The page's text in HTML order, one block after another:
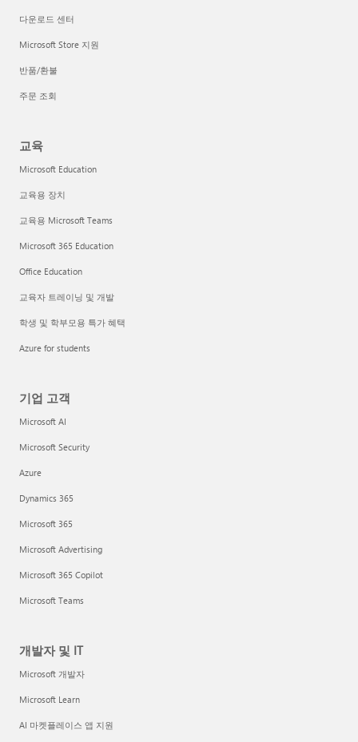
다운로드 센터
Microsoft Store 지원
반품/환불
주문 조회
교육
Microsoft Education
교육용 장치
교육용 Microsoft Teams
Microsoft 365 Education
Office Education
교육자 트레이닝 및 개발
학생 및 학부모용 특가 혜택
Azure for students
기업 고객
Microsoft AI
Microsoft Security
Azure
Dynamics 365
Microsoft 365
Microsoft Advertising
Microsoft 365 Copilot
Microsoft Teams
개발자 및 IT
Microsoft 개발자
Microsoft Learn
AI 마켓플레이스 앱 지원